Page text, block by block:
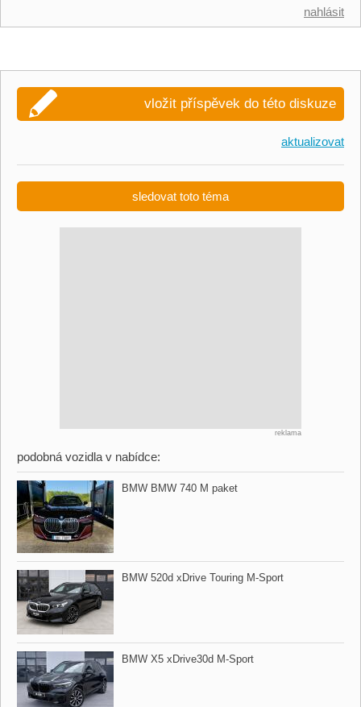
nahlásit
vložit příspěvek do této diskuze
aktualizovat
sledovat toto téma
reklama
podobná vozidla v nabídce:
BMW BMW 740 M paket
BMW 520d xDrive Touring M​-Sport
BMW X5 xDrive30d M​-Sport